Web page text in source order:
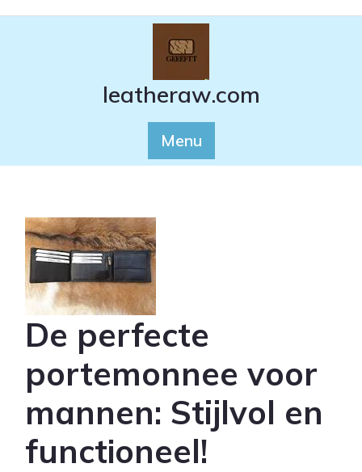
leatheraw.com
Menu
De perfecte
portemonnee voor
mannen: Stijlvol en
functioneel!